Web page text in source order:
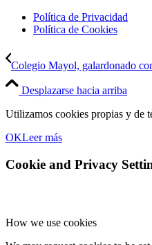
Política de Privacidad
Política de Cookies
Colegio Mayol, galardonado
Desplazarse hacia arriba
Utilizamos cookies propias y de
OKLeer más
Cookie and Privacy
How we use cookies